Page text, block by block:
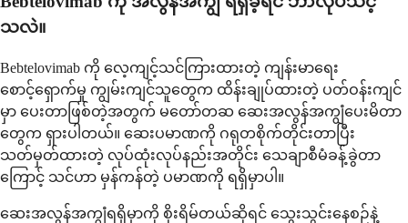
သလဲ။
Bebtelovimab ကို လေ့ကျင့်သင်ကြားထားတဲ့ ကျန်းမာရေး
စောင့်ရှောက်မှု ကျွမ်းကျင်သူတွေက ထိန်းချုပ်ထားတဲ့ ပတ်ဝန်းကျင်
မှာ ပေးတာဖြစ်တဲ့အတွက် မတော်တဆ ဆေးအလွန်အကျွံပေးမိတာ
တွေက ရှားပါတယ်။ ဆေးပမာဏကို ဂရုတစိုက်တိုင်းတာပြီး
သတ်မှတ်ထားတဲ့ လုပ်ထုံးလုပ်နည်းအတိုင်း သေချာစီမံခန့်ခွဲတာ
ကြောင့် သင်ဟာ မှန်ကန်တဲ့ ပမာဏကို ရရှိမှာပါ။
ဆေးအလွန်အကျွံရရှိမှာကို စိုးရိမ်တယ်ဆိုရင် သွေးသွင်းနေစဉ်နဲ့